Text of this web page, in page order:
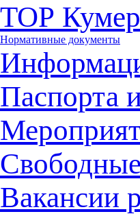
ТОР
Нормативные документы
Паспорта
Вакансии